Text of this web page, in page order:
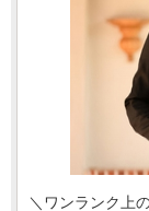
＼ワンランク上